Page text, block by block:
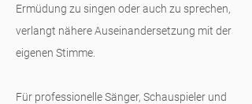
Ermüdung zu singen oder auch zu sprechen,
verlangt nähere Auseinandersetzung mit der
eigenen Stimme.
Für professionelle Sänger, Schauspieler und